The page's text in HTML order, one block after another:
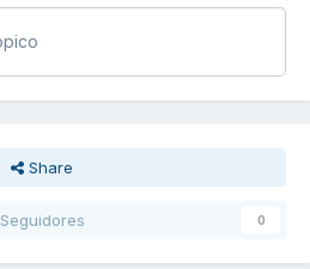
Share
Seguidores 0